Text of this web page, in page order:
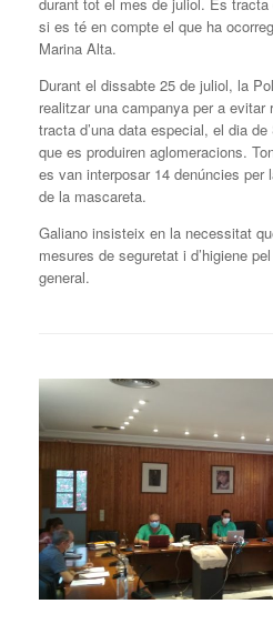
si es té en compte el que ha
Marina Alta.
Durant el dissabte 25 de juliol, la
realitzar una campanya per a evitar
tracta d’una data especial, el dia
que es produiren aglomeracions.
es van interposar 14 denúncies
de la mascareta.
Galiano insisteix en la necessitat
mesures de seguretat i d’higiene
general.